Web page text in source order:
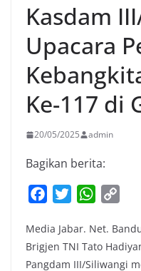
Kasdam
Upacara
Ke-117 di
20/05/2025 admin
Bagikan berita:
c
e
i
t
W
a
t
p
y
Media Jabar. Net.
Brigjen TNI Tato
Pangdam III/Siliwangi